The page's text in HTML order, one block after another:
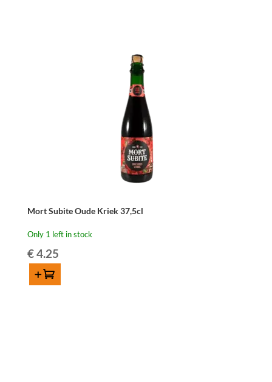
Mort Subite Oude Kriek 37,5cl
Only 1 left in stock
€4.25
Add to cart